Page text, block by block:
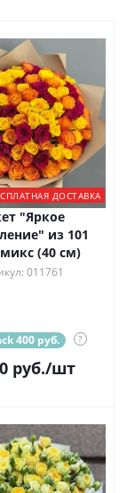
ДОСТАВКА
"Яркое
из 101
(40 см)
011761
400 руб. ?
руб./шт